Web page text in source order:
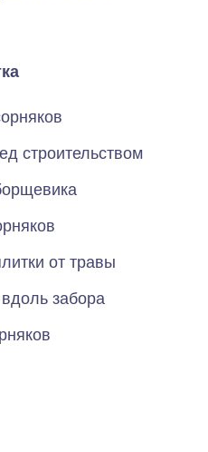
строительством
от травы
забора